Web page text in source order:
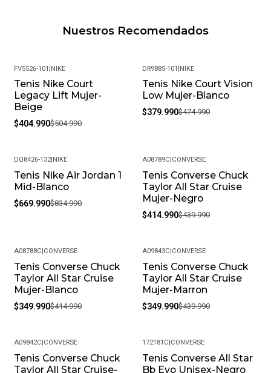
Nuestros Recomendados
-20%
FV5526-101 |NIKE
Tenis Nike Court
Legacy Lift Mujer-
Beige
$404.990$504.990
-20%
DR9885-101 |NIKE
Tenis Nike Court Vision
Low Mujer-Blanco
$379.990$474.990
-20%
DQ8426-132| NIKE
Tenis Nike Air Jordan 1
Mid-Blanco
$669.990$834.990
-6%
A08789C CONVERSE
Tenis Converse Chuck
Taylor All Star Cruise
Mujer-Negro
$414.990$439.990
-16%
A08788C CONVERSE
Tenis Converse Chuck
Taylor All Star Cruise
Mujer-Blanco
$349.990$414.990
-20%
A09843C CONVERSE
Tenis Converse Chuck
Taylor All Star Cruise
Mujer-Marron
$349.990$439.990
A09842C CONVERSE
Tenis Converse Chuck
Taylor All Star Cruise-
-41%
172181C CONVERSE
Tenis Converse All Star
Bb Evo Unisex-Negro